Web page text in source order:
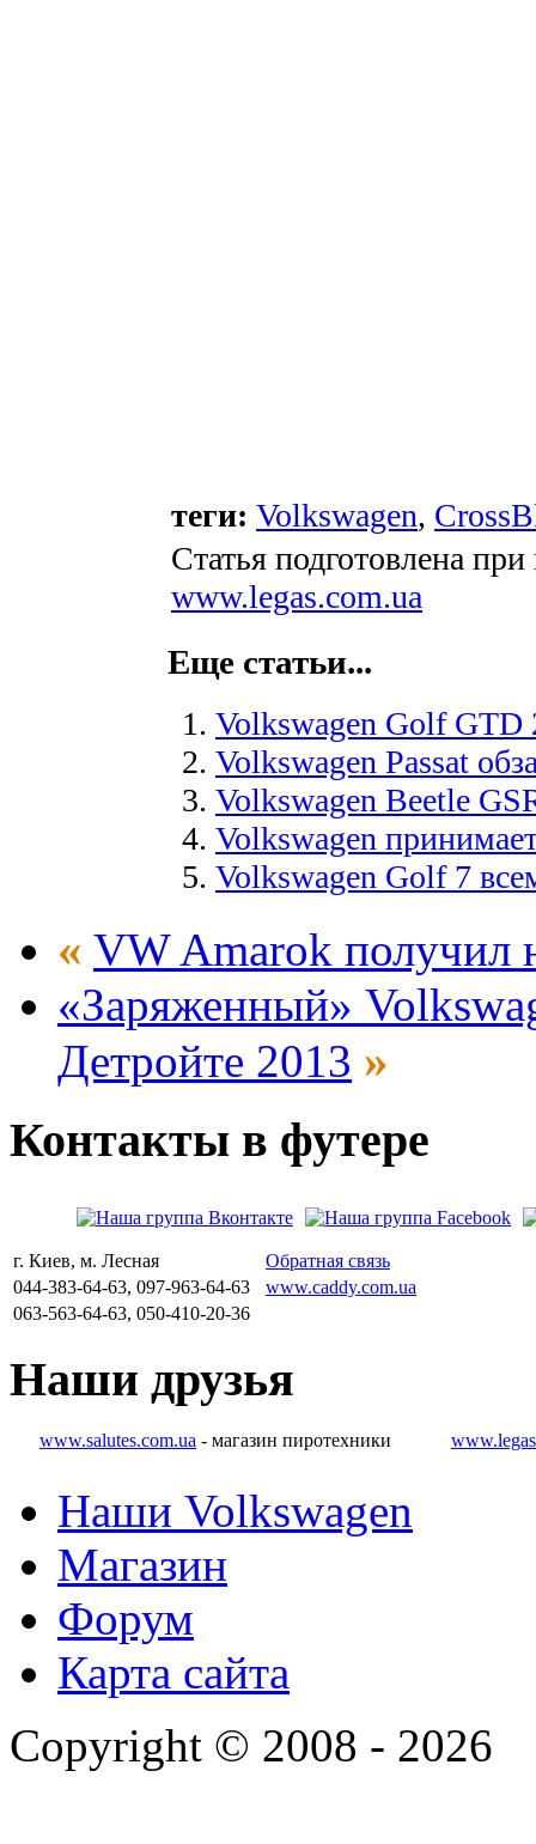
теги: Volkswagen,
Статья подготовлена
www.legas.com.ua
Еще статьи...
Volkswagen Golf GTD
Volkswagen Passat
Volkswagen Beetle
Volkswagen
Volkswagen Golf 7
« VW Amarok получил
«Заряженный»
Детройте 2013 »
Контакты в футере
г. Киев, м. Лесная
Обратная связь
044-383-64-63, 097-963-64-63
www.caddy.com.ua
063-563-64-63, 050-410-20-36
Наши друзья
www.salutes.com.ua - магазин пиротехники
Наши Volkswagen
Магазин
Форум
Карта сайта
Copyright © 2008 - 2026